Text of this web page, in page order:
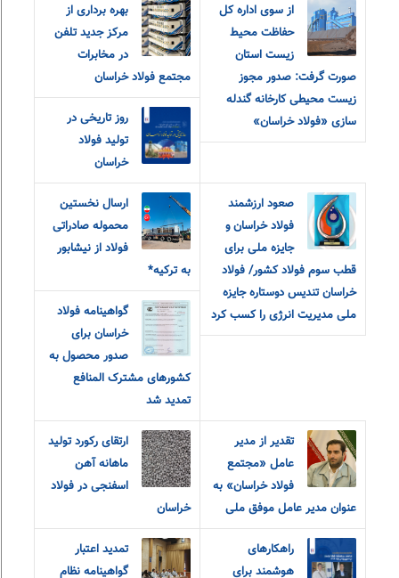
از سوی اداره کل
حفاظت محیط
زیست استان
صورت گرفت: صدور مجوز
زیست محیطی کارخانه گندله
سازی «فولاد خراسان»
بهره برداری از
مرکز جدید تلفن
در مخابرات
مجتمع فولاد خراسان
روز تاریخی در
تولید فولاد
خراسان
صعود ارزشمند
فولاد خراسان و
جایزه ملی برای
قطب سوم فولاد کشور/ فولاد
خراسان تندیس دوستاره جایزه
ملی مدیریت انرژی را کسب کرد
ارسال نخستین
محموله صادراتی
فولاد از نیشابور
به ترکیه*
گواهینامه فولاد
خراسان برای
صدور محصول به
کشورهای مشترک المنافع
تمدید شد
تقدیر از مدیر
عامل «مجتمع
فولاد خراسان» به
عنوان مدیر عامل موفق ملی
ارتقای رکورد تولید
ماهانه آهن
اسفنجی در فولاد
خراسان
راهکارهای
هوشمند برای
تمدید اعتبار
گواهینامه نظام